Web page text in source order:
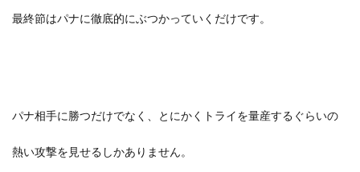
最終節はパナに徹底的にぶつかっていくだけです。
パナ相手に勝つだけでなく、とにかくトライを量産するぐらいの
熱い攻撃を見せるしかありません。